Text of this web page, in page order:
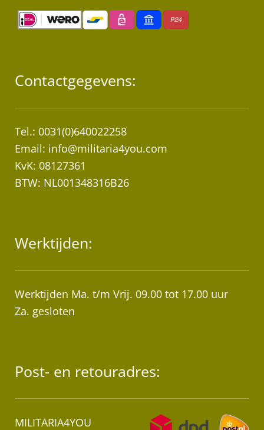
Contactgegevens:
Tel.: 0031(0)640022258
Email: info@militaria4you.com
KvK: 08127361
BTW: NL001348316B26
Werktijden:
Werktijden Ma. t/m Vrij. 09.00 tot 17.00 uur
Za. gesloten
Post- en retouradres:
MILITARIA4YOU